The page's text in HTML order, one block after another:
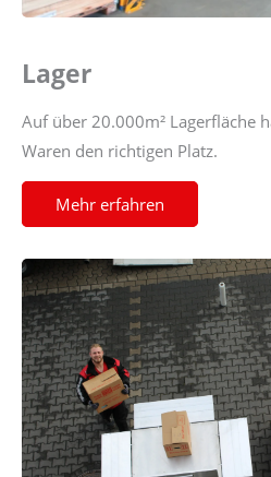
Lager
Auf über 20.000m² Lagerfläche
Waren den richtigen Platz.
Mehr erfahren